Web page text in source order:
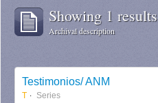
Showing 1 results
Archival description
Testimonios/ ANM
T Series